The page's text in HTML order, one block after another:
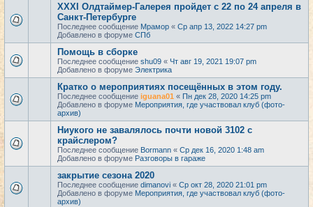
XXXI Олдтаймер-Галерея пройдет с 22 по 24 апреля в
Санкт-Петербурге
Последнее сообщение Мрамор « Ср апр 13, 2022 14:27 pm
Добавлено в форуме СПб
Помощь в сборке
Последнее сообщение shu09 « Чт авг 19, 2021 19:07 pm
Добавлено в форуме Электрика
Кратко о мероприятиях посещённых в этом году.
Последнее сообщение iguana01 « Пн дек 28, 2020 14:25 pm
Добавлено в форуме Мероприятия, где участвовал клуб (фото-
архив)
Ниукого не завалялось почти новой 3102 с
крайслером?
Последнее сообщение Bormann « Ср дек 16, 2020 1:48 am
Добавлено в форуме Разговоры в гараже
закрытие сезона 2020
Последнее сообщение dimanovi « Ср окт 28, 2020 21:01 pm
Добавлено в форуме Мероприятия, где участвовал клуб (фото-
архив)